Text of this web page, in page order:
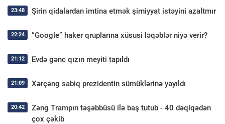
23:48 Şirin qidalardan imtina etmək şirniyyat istəyini azaltmır
22:24 “Google” haker qruplarına xüsusi ləqəblər niyə verir?
21:12 Evdə gənc qızın meyiti tapıldı
21:09 Xərçəng sabiq prezidentin sümüklərinə yayıldı
20:42
Zəng Trampın təşəbbüsü ilə baş tutub - 40 dəqiqədən
çox çəkib